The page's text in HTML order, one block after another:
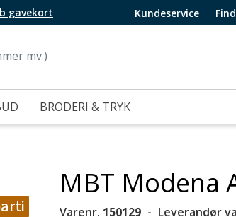
gavekort Kundeservice
BRODERI & TRYK
MBT Modena
Varenr. 150129 Leverandør